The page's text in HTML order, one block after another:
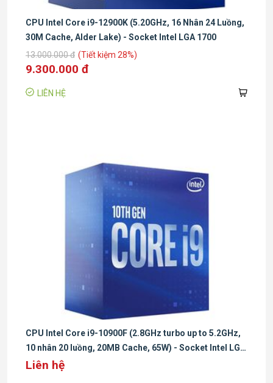
Hỗ trợ số
kênh bộ
nhớ
2
Nhân đồ
hợp
1.65 GHz
5.0 and 4.0
Express
Up to 1x16+4, 2x8+4
TDP
CPU Intel Core i9-12900K (5.20GHz, 16 Nhân 24 Luồng,
30M Cache, Alder Lake) - Socket Intel LGA 1700
13.000.000 đ (Tiết kiệm 28%)
9.300.000 đ
LIÊN HỆ
CPU Intel Core i9-10900F (2.8GHz turbo up to 5.2GHz,
10 nhân 20 luồng, 20MB Cache, 65W) - Socket Intel LGA
1200
Liên hệ